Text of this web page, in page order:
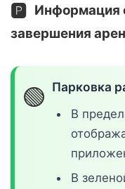
🅿️ Информация
завершения
🟢 Парковка
В
В